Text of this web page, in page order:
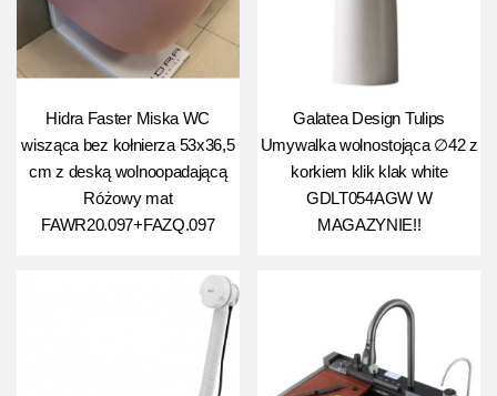
Hidra Faster Miska WC
wisząca bez kołnierza 53x36,5
cm z deską wolnoopadającą
Różowy mat
FAWR20.097+FAZQ.097
Galatea Design Tulips
Umywalka wolnostojąca ∅42 z
korkiem klik klak white
GDLT054AGW W
MAGAZYNIE!!